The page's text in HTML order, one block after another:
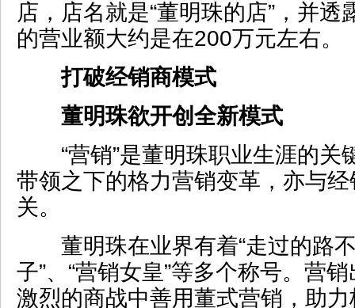
店，店名就是“董明珠的店”，并透
的营业额大约是在200万元左右。
打破经销商模式
董明珠欲开创全新模式
“营销”是董明珠职业生涯的关
带领之下的格力营销变革，亦与
关。
董明珠在业界有着“走过的路不
子”、“营销女皇”等多个称号。营
激烈的商战中善用董式营销，助